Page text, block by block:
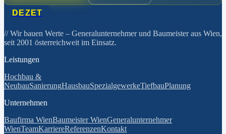
DEZET
// Wir bauen Werte – Generalunternehmer und Baumeister aus Wien,
seit 2001 österreichweit im Einsatz.
Leistungen
Hochbau &
NeubauSanierungHausbauSpezialgewerkeTiefbauPlanung
Unternehmen
Baufirma WienBaumeister WienGeneralunternehmer
WienTeamKarriereReferenzenKontakt